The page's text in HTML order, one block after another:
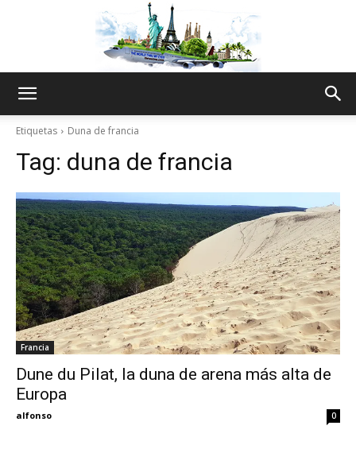
Thru
My
Etiquetas Duna de francia
Tag: duna de francia
Francia
Dune du Pilat, la duna de arena más alta de
Europa
alfonso 0